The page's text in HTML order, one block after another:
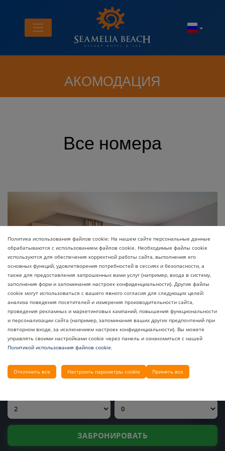
АКОМОДАЦИЯ
Все номера
Стандартный номер (с видом на
сушу)
Уютное пространство в главном здании с видом на
природные пейзажи.
35 m²
ЗАПРОСИТЬ ЦЕНУ
НАШИ ОТЕЛИ
ЗАБРОНИРОВАТЬ
Политика использования файлов cookie: На нашем сайте персональные данные
обрабатываются с использованием файлов cookie. Необходимые файлы cookie
используются для обеспечения корректной работы сайта, выполнения его
основных функций, удовлетворения потребностей в сессиях и безопасности, а
также для предоставления запрошенных вами услуг (например, входа в систему,
заполнения форм и запоминания настроек конфиденциальности). Другие файлы
cookie могут использоваться с вашего явного согласия для следующих целей:
анализа поведения посетителей и измерения производительности сайта,
проведения рекламных и маркетинговых кампаний, повышения функциональности
и персонализации сайта (например, запоминания ваших других предпочтений при
повторном входе, за исключением настроек конфиденциальности). Вы можете
управлять своими настройками cookie через панель и ознакомиться с нашей
Политикой использования файлов cookie.
Отклонить все Настроить параметры cookie Принять все